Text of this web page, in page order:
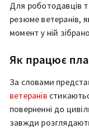
Для роботодавців
резюме ветеранів,
момент у ній
Як працює
За словами
ветеранів
поверненні до
завжди